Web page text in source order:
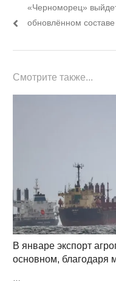
записям
«Черноморец»
обновлённом составе
Смотрите также...
В январе экспорт
основном, благодаря